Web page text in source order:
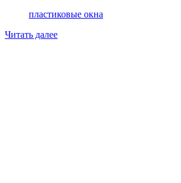
пластиковые окна
Читать далее